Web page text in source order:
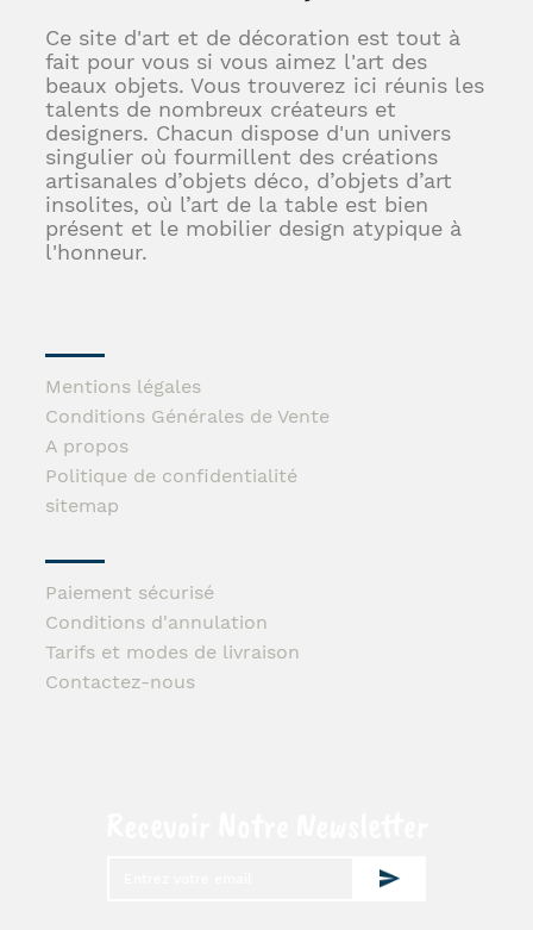
Ce site d'art et de décoration est tout à
fait pour vous si vous aimez l'art des
beaux objets. Vous trouverez ici réunis les
talents de nombreux créateurs et
designers. Chacun dispose d'un univers
singulier où fourmillent des créations
artisanales d’objets déco, d’objets d’art
insolites, où l’art de la table est bien
présent et le mobilier design atypique à
l'honneur.
Mentions légales
Conditions Générales de Vente
A propos
Politique de confidentialité
sitemap
Paiement sécurisé
Conditions d'annulation
Tarifs et modes de livraison
Contactez-nous